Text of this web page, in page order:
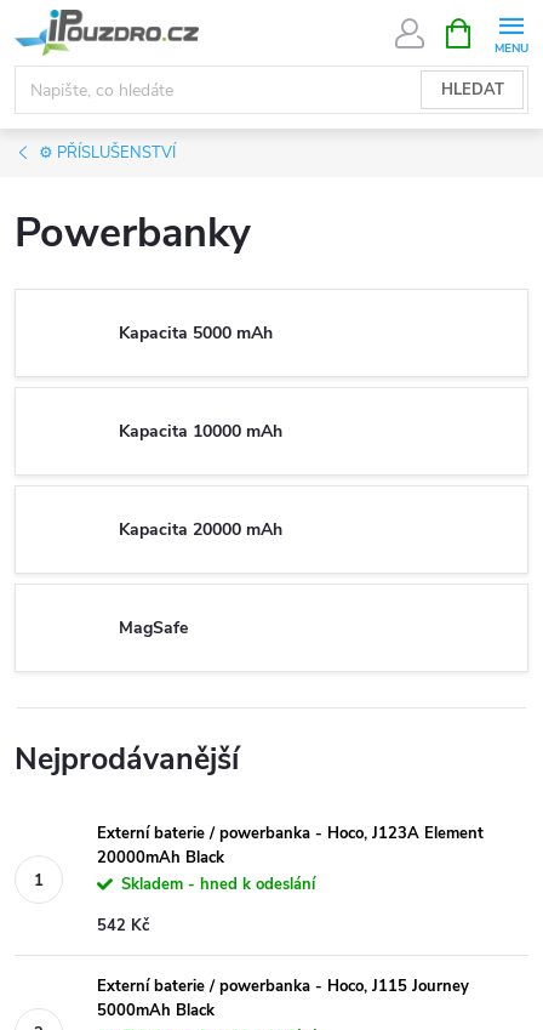
na
obsah
HLEDAT
NÁKUPNÍ
KOŠÍK
⚙️ PŘÍSLUŠENSTVÍ
Powerbanky
Kapacita 5000 mAh
Kapacita 10000 mAh
Kapacita 20000 mAh
MagSafe
Nejprodávanější
Externí baterie / powerbanka - Hoco, J123A Element
20000mAh Black
Skladem - hned k odeslání
542 Kč
Externí baterie / powerbanka - Hoco, J115 Journey
5000mAh Black